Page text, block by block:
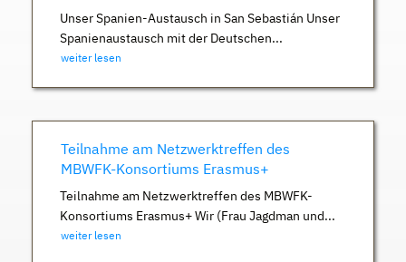
Unser Spanien-Austausch in San Sebastián Unser
Spanienaustausch mit der Deutschen...
weiter lesen
Teilnahme am Netzwerktreffen des
MBWFK-Konsortiums Erasmus+
Teilnahme am Netzwerktreffen des MBWFK-
Konsortiums Erasmus+ Wir (Frau Jagdman und...
weiter lesen